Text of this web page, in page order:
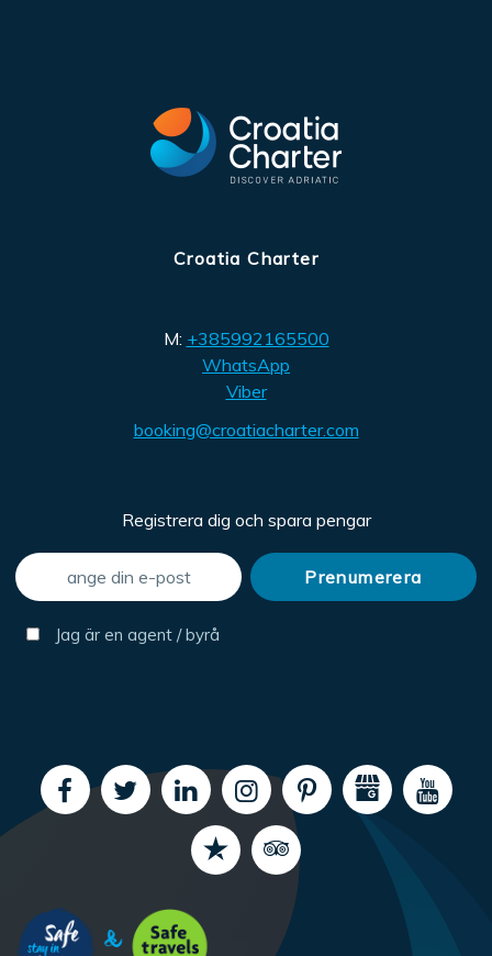
Croatia Charter
M: +385992165500
WhatsApp
Viber
booking@croatiacharter.com
Registrera dig och spara pengar
Jag är en agent / byrå